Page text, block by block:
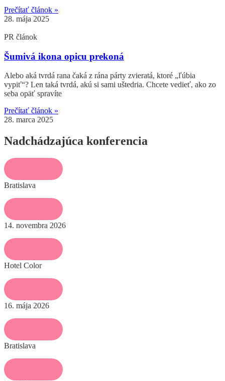
Prečítať článok »
28. mája 2025
PR článok
Šumivá ikona opicu prekoná
Alebo aká tvrdá rana čaká z rána párty zvieratá, ktoré „ľúbia
vypiť“? Len taká tvrdá, akú si sami uštedria. Chcete vedieť, ako zo
seba opäť spravíte
Prečítať článok »
28. marca 2025
Nadchádzajúca konferencia
Bratislava
14. novembra 2026
Hotel Color
16. mája 2026
Bratislava